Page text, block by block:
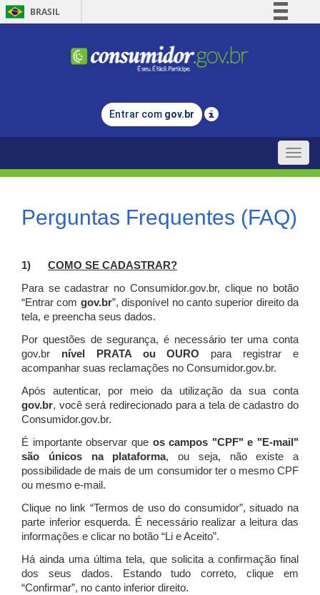
BRASIL
Comunica BR
Legislação
Entrar com gov.br
Toggle
Perguntas Frequentes (FAQ)
1) COMO SE CADASTRAR?
Para se cadastrar no Consumidor.gov.br, clique no botão
“Entrar com gov.br”, disponível no canto superior direito da
tela, e preencha seus dados.
Por questões de segurança, é necessário ter uma conta
gov.br nível PRATA ou OURO para registrar e
acompanhar suas reclamações no Consumidor.gov.br.
Após autenticar, por meio da utilização da sua conta
gov.br, você será redirecionado para a tela de cadastro do
Consumidor.gov.br.
É importante observar que os campos "CPF" e "E-mail"
são únicos na plataforma, ou seja, não existe a
possibilidade de mais de um consumidor ter o mesmo CPF
ou mesmo e-mail.
Clique no link “Termos de uso do consumidor”, situado na
parte inferior esquerda. É necessário realizar a leitura das
informações e clicar no botão “Li e Aceito”.
Há ainda uma última tela, que solicita a confirmação final
dos seus dados. Estando tudo correto, clique em
“Confirmar”, no canto inferior direito.